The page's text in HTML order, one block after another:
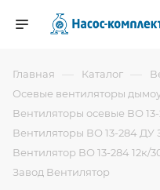
Главная — Каталог —
Осевые вентиляторы
Вентиляторы осевые ВО
Вентиляторы ВО 13-284 ДУ
Вентилятор ВО 13-284 12к/
Завод Вентилятор